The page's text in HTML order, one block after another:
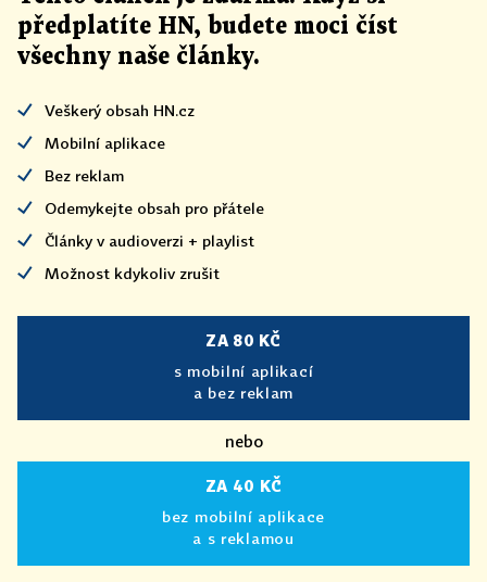
předplatíte HN, budete moci číst
všechny naše články.
Veškerý obsah HN.cz
Mobilní aplikace
Bez reklam
Odemykejte obsah pro přátele
Články v audioverzi + playlist
Možnost kdykoliv zrušit
ZA 80 KČ
s mobilní aplikací
a bez reklam
nebo
ZA 40 KČ
bez mobilní aplikace
a s reklamou